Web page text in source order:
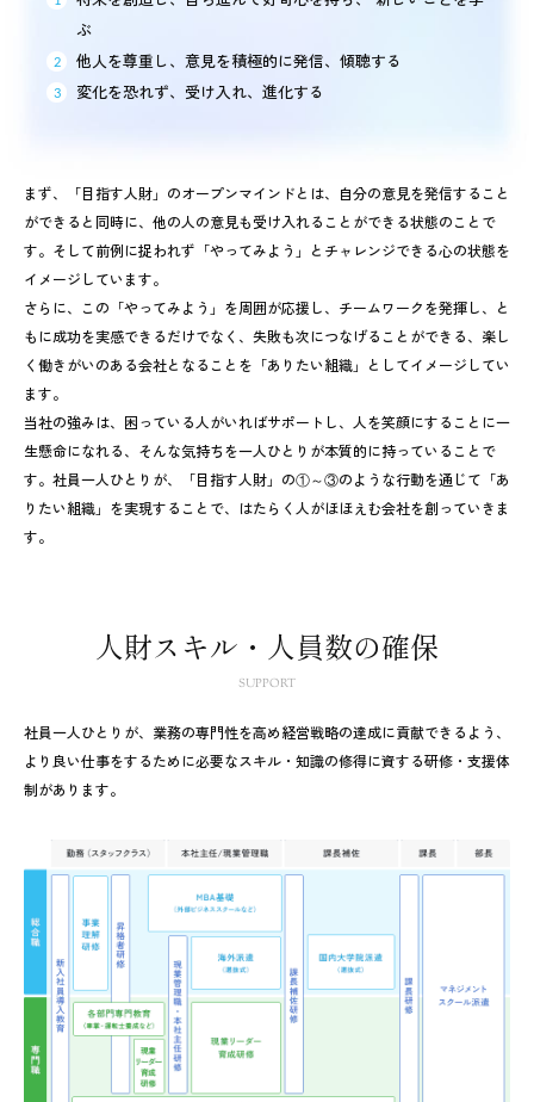
ぶ
他人を尊重し、意見を積極的に発信、傾聴する
変化を恐れず、受け入れ、進化する
まず、「目指す人財」のオープンマインドとは、自分の意見を発信すること
ができると同時に、他の人の意見も受け入れることができる状態のことで
す。そして前例に捉われず「やってみよう」とチャレンジできる心の状態を
イメージしています。
さらに、この「やってみよう」を周囲が応援し、チームワークを発揮し、と
もに成功を実感できるだけでなく、失敗も次につなげることができる、楽し
く働きがいのある会社となることを「ありたい組織」としてイメージしてい
ます。
当社の強みは、困っている人がいればサポートし、人を笑顔にすることに一
生懸命になれる、そんな気持ちを一人ひとりが本質的に持っていることで
す。社員一人ひとりが、「目指す人財」の①～③のような行動を通じて「あ
りたい組織」を実現することで、はたらく人がほほえむ会社を創っていきま
す。
人財スキル・人員数の確保
SUPPORT
社員一人ひとりが、業務の専門性を高め経営戦略の達成に貢献できるよう、
より良い仕事をするために必要なスキル・知識の修得に資する研修・支援体
制があります。